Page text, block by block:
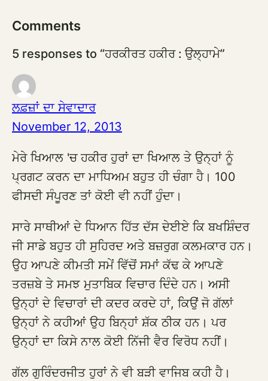
Comments
5 responses to “ਹਰਕੀਰਤ ਹਕੀਰ : ਉਲ੍ਹਾਮੇ”
ਲਫ਼ਜ਼ਾਂ ਦਾ ਸੇਵਾਦਾਰ
November 12, 2013
ਮੇਰੇ ਖਿਆਲ 'ਚ ਹਕੀਰ ਹੁਰਾਂ ਦਾ ਖਿਆਲ ਤੇ ਉਨ੍ਹਾਂ ਨੂੰ
ਪ੍ਰਗਟ ਕਰਨ ਦਾ ਮਾਧਿਅਮ ਬਹੁਤ ਹੀ ਚੰਗਾ ਹੈ। 100
ਫੀਸਦੀ ਸੰਪੂਰਣ ਤਾਂ ਕੋਈ ਵੀ ਨਹੀਂ ਹੁੰਦਾ।
ਸਾਰੇ ਸਾਥੀਆਂ ਦੇ ਧਿਆਨ ਹਿੱਤ ਦੱਸ ਦੇਈਏ ਕਿ ਬਖਸ਼ਿੰਦਰ
ਜੀ ਸਾਡੇ ਬਹੁਤ ਹੀ ਸੁਹਿਰਦ ਅਤੇ ਬਜ਼ਰੁਗ ਕਲਮਕਾਰ ਹਨ।
ਉਹ ਆਪਣੇ ਕੀਮਤੀ ਸਮੇਂ ਵਿੱਚੋਂ ਸਮਾਂ ਕੱਢ ਕੇ ਆਪਣੇ
ਤਰਜ਼ਬੇ ਤੇ ਸਮਝ ਮੁਤਾਬਿਕ ਵਿਚਾਰ ਦਿੰਦੇ ਹਨ। ਅਸੀ
ਉਨ੍ਹਾਂ ਦੇ ਵਿਚਾਰਾਂ ਦੀ ਕਦਰ ਕਰਦੇ ਹਾਂ, ਕਿਉਂ ਜੋ ਗੱਲਾਂ
ਉਨ੍ਹਾਂ ਨੇ ਕਹੀਆਂ ਉਹ ਬਿਨ੍ਹਾਂ ਸ਼ੱਕ ਠੀਕ ਹਨ। ਪਰ
ਉਨ੍ਹਾਂ ਦਾ ਕਿਸੇ ਨਾਲ ਕੋਈ ਨਿੱਜੀ ਵੈਰ ਵਿਰੋਧ ਨਹੀਂ।
ਗੱਲ ਗੁਰਿੰਦਰਜੀਤ ਹੁਰਾਂ ਨੇ ਵੀ ਬੜੀ ਵਾਜਿਬ ਕਹੀ ਹੈ।